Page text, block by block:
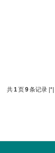
共1页9条记录 |*|